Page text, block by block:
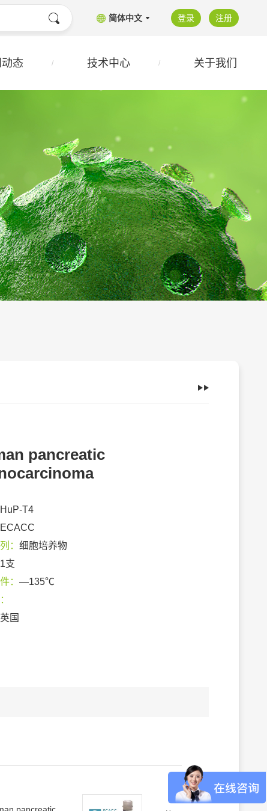
简体中文 登录 注册
态 技术中心 关于我们
pancreatic
HuP-T4
ECACC
： 细胞培养物
1支
： —135℃
英国